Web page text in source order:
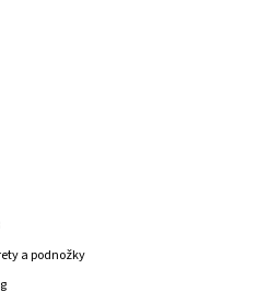
a podnožky